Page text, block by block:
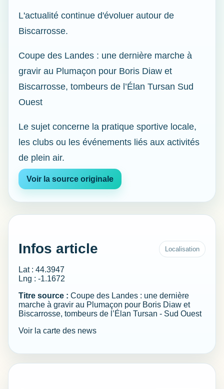
L'actualité continue d'évoluer autour de
Biscarrosse.
Coupe des Landes : une dernière marche à
gravir au Plumaçon pour Boris Diaw et
Biscarrosse, tombeurs de l’Élan Tursan Sud
Ouest
Le sujet concerne la pratique sportive locale,
les clubs ou les événements liés aux activités
de plein air.
Voir la source originale
Infos article Localisation
Lat : 44.3947
Lng : -1.1672
Titre source : Coupe des Landes : une dernière
marche à gravir au Plumaçon pour Boris Diaw et
Biscarrosse, tombeurs de l’Élan Tursan - Sud Ouest
Voir la carte des news